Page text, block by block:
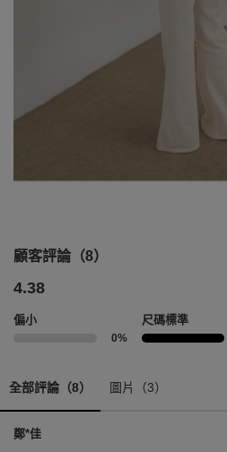
顧客評論（8）
4.38
偏小
0%
尺碼標準
全部評論（8） 圖片（3）
鄭*佳